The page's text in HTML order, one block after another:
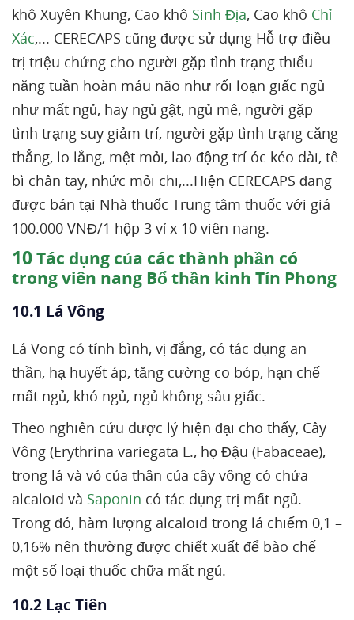
khô Xuyên Khung, Cao khô Sinh Địa, Cao khô Chỉ
Xác,... CERECAPS cũng được sử dụng Hỗ trợ điều
trị triệu chứng cho người gặp tình trạng thiểu
năng tuần hoàn máu não như rối loạn giấc ngủ
như mất ngủ, hay ngủ gật, ngủ mê, người gặp
tình trạng suy giảm trí, người gặp tình trạng căng
thẳng, lo lắng, mệt mỏi, lao động trí óc kéo dài, tê
bì chân tay, nhức mỏi chi,...Hiện CERECAPS đang
được bán tại Nhà thuốc Trung tâm thuốc với giá
100.000 VNĐ/1 hộp 3 vỉ x 10 viên nang.
10Tác dụng của các thành phần có
trong viên nang Bổ thần kinh Tín Phong
10.1 Lá Vông
Lá Vong có tính bình, vị đắng, có tác dụng an
thần, hạ huyết áp, tăng cường co bóp, hạn chế
mất ngủ, khó ngủ, ngủ không sâu giấc.
Theo nghiên cứu dược lý hiện đại cho thấy, Cây
Vông (Erythrina variegata L., họ Đậu (Fabaceae),
trong lá và vỏ của thân của cây vông có chứa
alcaloid và Saponin có tác dụng trị mất ngủ.
Trong đó, hàm lượng alcaloid trong lá chiếm 0,1 –
0,16% nên thường được chiết xuất để bào chế
một số loại thuốc chữa mất ngủ.
10.2 Lạc Tiên